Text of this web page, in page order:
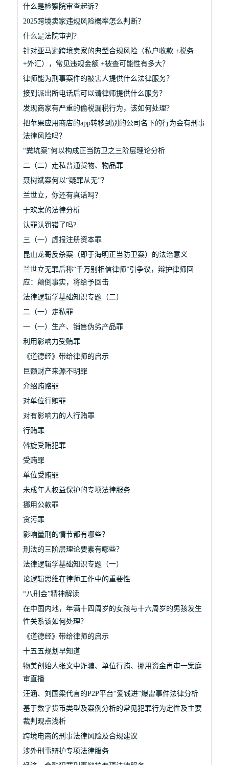
什么是检察院审查起诉？
2025跨境卖家违规风险概率怎么判断？
什么是法院审判？
针对亚马逊跨境卖家的典型合规风险（私户收款 +税务
+外汇），常见违规金额 +被查可能性有多大？
律师能为刑事案件的被害人提供什么法律服务？
接到派出所电话后可以请律师提供什么服务？
发现商家有严重的偷税漏税行为，该如何处理？
把苹果应用商店的app转移到别的公司名下的行为会有刑事
法律风险吗？
“粪坑案”何以构成正当防卫之三阶层理论分析
二（二）走私普通货物、物品罪
聂树斌案何以“疑罪从无”？
兰世立，你还有真话吗？
于欢案的法律分析
认罪认罚错了吗?
三（一）虚报注册资本罪
昆山龙哥反杀案（即于海明正当防卫案）的法治意义
兰世立无罪后称“千万别相信律师”引争议，辩护律师回
应：颠倒事实，将给予回击
法律逻辑学基础知识专题（二）
二（一）走私罪
一（一）生产、销售伪劣产品罪
利用影响力受贿罪
《道德经》带给律师的启示
巨额财产来源不明罪
介绍贿赂罪
对单位行贿罪
对有影响力的人行贿罪
行贿罪
斡旋受贿犯罪
受贿罪
单位受贿罪
未成年人权益保护的专项法律服务
挪用公款罪
贪污罪
影响量刑的情节都有哪些？
刑法的三阶层理论要素有哪些？
法律逻辑学基础知识专题（一）
论逻辑思维在律师工作中的重要性
“八刑会”精神解读
在中国内地，年满十四周岁的女孩与十六周岁的男孩发生
性关系该如何处理？
《道德经》带给律师的启示
十五五规划早知道
物美创始人张文中诈骗、单位行贿、挪用资金再审一案庭
审直播
汪涵、刘国梁代言的P2P平台“爱钱进”爆雷事件法律分析
基于数字货币类型及案例分析的常见犯罪行为定性及主要
裁判观点浅析
跨境电商的刑事法律风险及合规建议
涉外刑事辩护专项法律服务